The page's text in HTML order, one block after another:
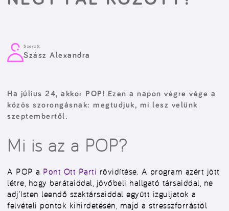
Szerző:
Szász Alexandra
Ha július 24, akkor POP! Ezen a napon végre vége a
közös szorongásnak: megtudjuk, mi lesz velünk
szeptembertől.
Mi is az a POP?
A POP a Pont Ott Parti rövidítése. A program azért jött
létre, hogy barátaiddal, jövőbeli hallgató társaiddal, ne
adj’Isten leendő szaktársaiddal együtt izguljatok a
felvételi pontok kihirdetésén, majd a stresszforrástól